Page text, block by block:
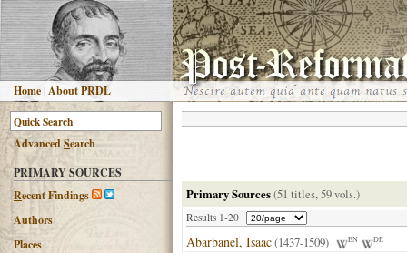
Home |About PRDL
AdvancedSearch
PRIMARY SOURCES
Recent Findings
Authors
Places
Primary Sources(51 titles, 59 vols.)
Results 1-20
Abarbanel, Isaac(1437-1509) EN DE